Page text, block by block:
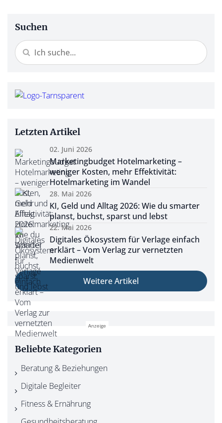
Suchen
Letzten Artikel
02. Juni 2026
Marketingbudget Hotelmarketing –
weniger Kosten, mehr Effektivität:
Hotelmarketing im Wandel
28. Mai 2026
KI, Geld und Alltag 2026: Wie du smarter
planst, buchst, sparst und lebst
22. Mai 2026
Digitales Ökosystem für Verlage einfach
erklärt – Vom Verlag zur vernetzten
Medienwelt
Weitere Artikel
Beliebte Kategorien
Beratung & Beziehungen
Digitale Begleiter
Fitness & Ernährung